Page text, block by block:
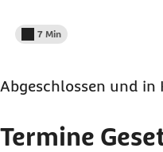
Lesedauer weniger als
7 Min
Abgeschlossen und
Termine